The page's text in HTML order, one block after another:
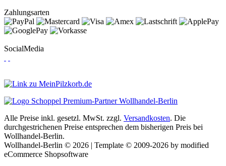
Zahlungsarten
SocialMedia
Alle Preise inkl. gesetzl. MwSt. zzgl. Versandkosten. Die
durchgestrichenen Preise entsprechen dem bisherigen Preis bei
Wollhandel-Berlin.
Wollhandel-Berlin © 2026 | Template © 2009-2026 by modified
eCommerce Shopsoftware